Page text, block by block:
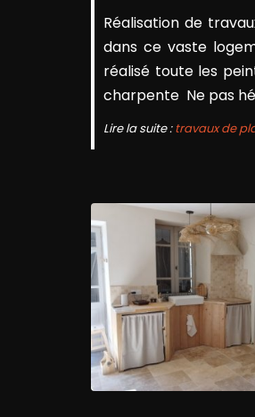
Réalisation de
dans ce vaste
réalisé toute les
charpente Ne pas
Lire la suite :travaux de